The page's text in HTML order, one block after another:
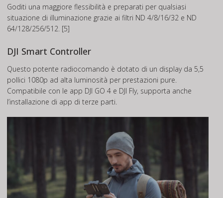
Goditi una maggiore flessibilità e preparati per qualsiasi
situazione di illuminazione grazie ai filtri ND 4/8/16/32 e ND
64/128/256/512. [5]
DJI Smart Controller
Questo potente radiocomando è dotato di un display da 5,5
pollici 1080p ad alta luminosità per prestazioni pure.
Compatibile con le app DJI GO 4 e DJI Fly, supporta anche
l’installazione di app di terze parti.